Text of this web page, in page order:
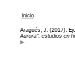
Inicio
Aragüés, J. (2017).
Aurora": estudios en